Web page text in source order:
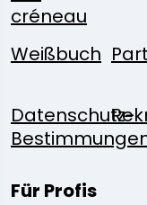
créneau
Weißbuch
Datenschutz-
Für Profis